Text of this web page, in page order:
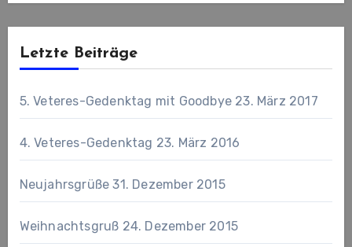
Letzte Beiträge
5. Veteres-Gedenktag mit Goodbye 23. März 2017
4. Veteres-Gedenktag 23. März 2016
Neujahrsgrüße 31. Dezember 2015
Weihnachtsgruß 24. Dezember 2015